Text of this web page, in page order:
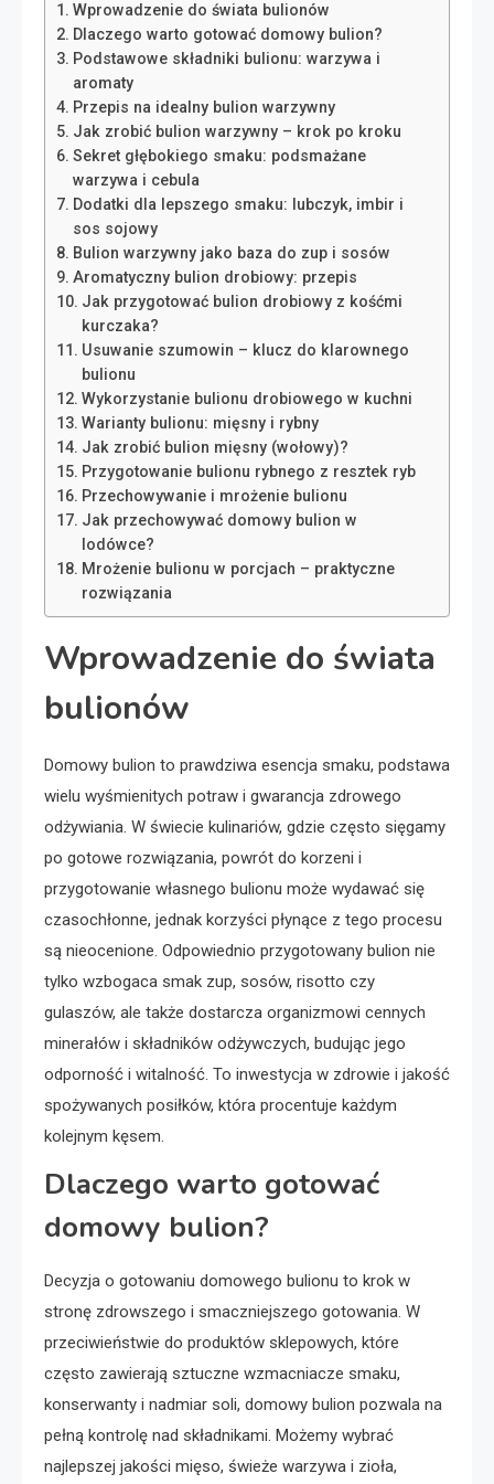
Wprowadzenie do świata bulionów
Dlaczego warto gotować domowy bulion?
Podstawowe składniki bulionu: warzywa i
aromaty
Przepis na idealny bulion warzywny
Jak zrobić bulion warzywny – krok po kroku
Sekret głębokiego smaku: podsmażane
warzywa i cebula
Dodatki dla lepszego smaku: lubczyk, imbir i
sos sojowy
Bulion warzywny jako baza do zup i sosów
Aromatyczny bulion drobiowy: przepis
Jak przygotować bulion drobiowy z kośćmi
kurczaka?
Usuwanie szumowin – klucz do klarownego
bulionu
Wykorzystanie bulionu drobiowego w kuchni
Warianty bulionu: mięsny i rybny
Jak zrobić bulion mięsny (wołowy)?
Przygotowanie bulionu rybnego z resztek ryb
Przechowywanie i mrożenie bulionu
Jak przechowywać domowy bulion w
lodówce?
Mrożenie bulionu w porcjach – praktyczne
rozwiązania
Wprowadzenie do świata
bulionów
Domowy bulion to prawdziwa esencja smaku, podstawa
wielu wyśmienitych potraw i gwarancja zdrowego
odżywiania. W świecie kulinariów, gdzie często sięgamy
po gotowe rozwiązania, powrót do korzeni i
przygotowanie własnego bulionu może wydawać się
czasochłonne, jednak korzyści płynące z tego procesu
są nieocenione. Odpowiednio przygotowany bulion nie
tylko wzbogaca smak zup, sosów, risotto czy
gulaszów, ale także dostarcza organizmowi cennych
minerałów i składników odżywczych, budując jego
odporność i witalność. To inwestycja w zdrowie i jakość
spożywanych posiłków, która procentuje każdym
kolejnym kęsem.
Dlaczego warto gotować
domowy bulion?
Decyzja o gotowaniu domowego bulionu to krok w
stronę zdrowszego i smaczniejszego gotowania. W
przeciwieństwie do produktów sklepowych, które
często zawierają sztuczne wzmacniacze smaku,
konserwanty i nadmiar soli, domowy bulion pozwala na
pełną kontrolę nad składnikami. Możemy wybrać
najlepszej jakości mięso, świeże warzywa i zioła,